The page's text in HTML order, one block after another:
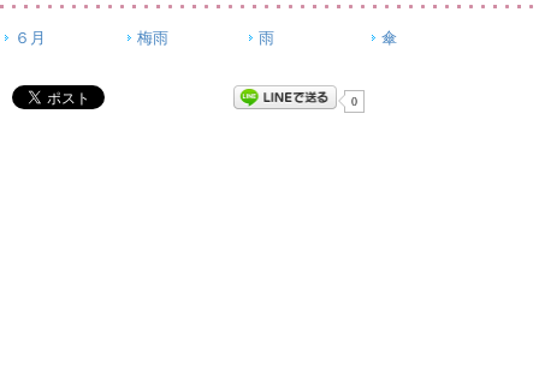
６月 梅雨 雨 傘
0